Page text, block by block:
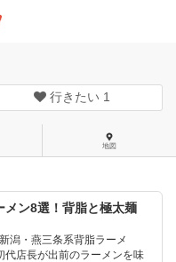
行きたい 1
地図
メン8選！背脂と極太麺
潟・燕三条系背脂ラーメ
代店長が出前のラーメンを味